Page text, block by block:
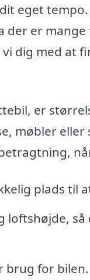
eget
er
dig med at
er
møbler eller
plads til
for